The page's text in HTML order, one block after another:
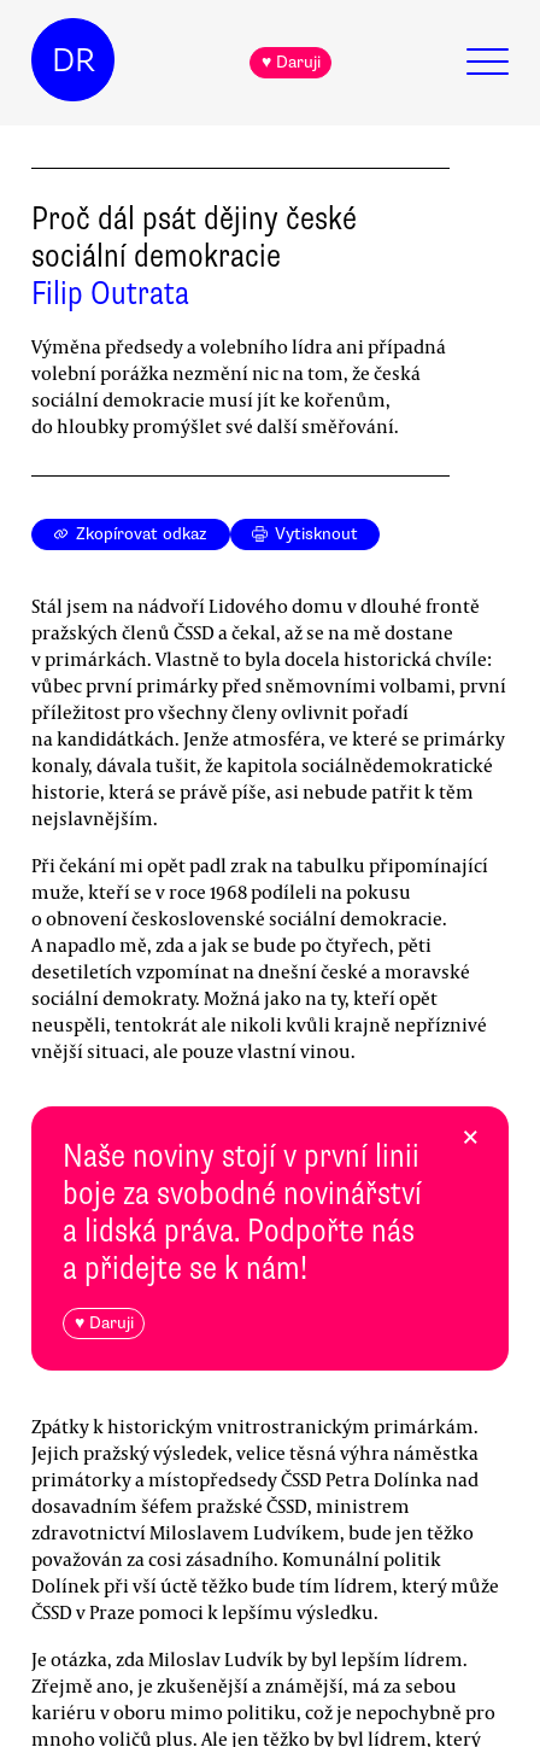
DR ♥ Daruji
Proč dál psát dějiny české
sociální demokracie
Filip Outrata
Výměna předsedy a volebního lídra ani případná
volební porážka nezmění nic na tom, že česká
sociální demokracie musí jít ke kořenům,
do hloubky promýšlet své další směřování.
Zkopírovat odkaz Vytisknout
Stál jsem na nádvoří Lidového domu v dlouhé frontě
pražských členů ČSSD a čekal, až se na mě dostane
v primárkách. Vlastně to byla docela historická chvíle:
vůbec první primárky před sněmovními volbami, první
příležitost pro všechny členy ovlivnit pořadí
na kandidátkách. Jenže atmosféra, ve které se primárky
konaly, dávala tušit, že kapitola sociálnědemokratické
historie, která se právě píše, asi nebude patřit k těm
nejslavnějším.
Při čekání mi opět padl zrak na tabulku připomínající
muže, kteří se v roce 1968 podíleli na pokusu
o obnovení československé sociální demokracie.
A napadlo mě, zda a jak se bude po čtyřech, pěti
desetiletích vzpomínat na dnešní české a moravské
sociální demokraty. Možná jako na ty, kteří opět
neuspěli, tentokrát ale nikoli kvůli krajně nepříznivé
vnější situaci, ale pouze vlastní vinou.
Naše noviny stojí v první linii
boje za svobodné novinářství
a lidská práva. Podpořte nás
a přidejte se k nám!
♥ Daruji
×
Zpátky k historickým vnitrostranickým primárkám.
Jejich pražský výsledek, velice těsná výhra náměstka
primátorky a místopředsedy ČSSD Petra Dolínka nad
dosavadním šéfem pražské ČSSD, ministrem
zdravotnictví Miloslavem Ludvíkem, bude jen těžko
považován za cosi zásadního. Komunální politik
Dolínek při vší úctě těžko bude tím lídrem, který může
ČSSD v Praze pomoci k lepšímu výsledku.
Je otázka, zda Miloslav Ludvík by byl lepším lídrem.
Zřejmě ano, je zkušenější a známější, má za sebou
kariéru v oboru mimo politiku, což je nepochybně pro
mnoho voličů plus. Ale jen těžko by byl lídrem, který